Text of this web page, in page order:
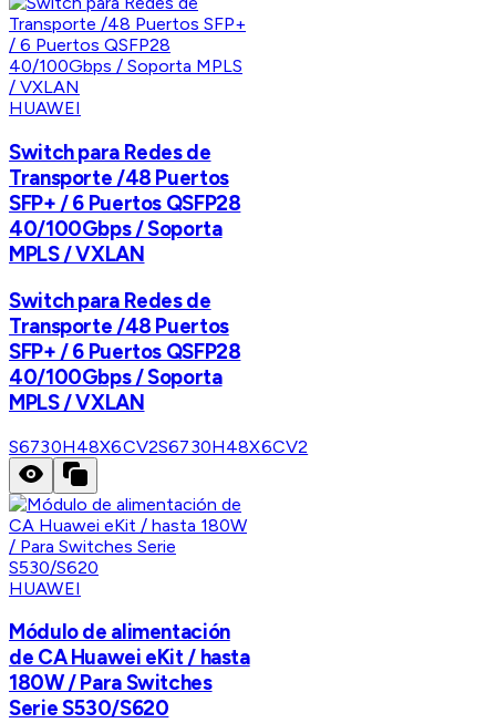
HUAWEI
Switch para Redes de
Transporte /48 Puertos
SFP+ / 6 Puertos QSFP28
40/100Gbps / Soporta
MPLS / VXLAN
Switch para Redes de
Transporte /48 Puertos
SFP+ / 6 Puertos QSFP28
40/100Gbps / Soporta
MPLS / VXLAN
S6730H48X6CV2S6730H48X6CV2
HUAWEI
Módulo de alimentación
de CA Huawei eKit / hasta
180W / Para Switches
Serie S530/S620